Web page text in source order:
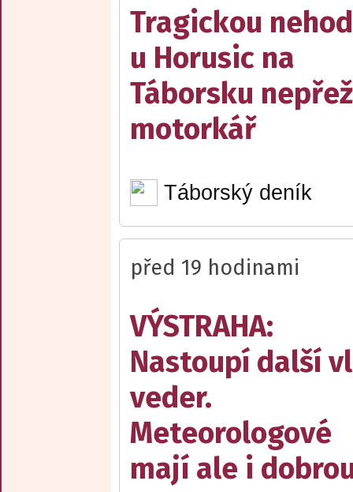
Tragickou
u Horusic na
Táborsku
motorkář
Táborský deník
před 19 hodinami
VÝSTRAHA:
Nastoupí další
veder.
Meteorologové
mají ale i